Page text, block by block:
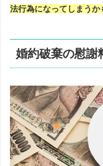
法行為になってしまうか
婚約破棄の慰謝